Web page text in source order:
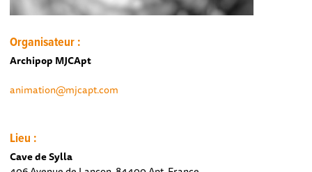
Organisateur :
Archipop MJCApt
animation@mjcapt.com
Lieu :
Cave de Sylla